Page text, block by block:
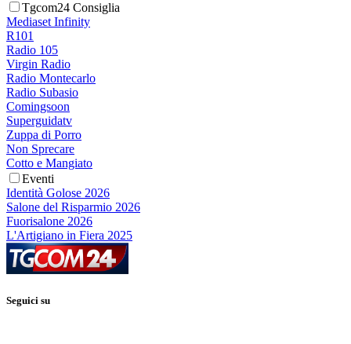
Tgcom24 Consiglia
Mediaset Infinity
R101
Radio 105
Virgin Radio
Radio Montecarlo
Radio Subasio
Comingsoon
Superguidatv
Zuppa di Porro
Non Sprecare
Cotto e Mangiato
Eventi
Identità Golose 2026
Salone del Risparmio 2026
Fuorisalone 2026
L'Artigiano in Fiera 2025
Seguici su